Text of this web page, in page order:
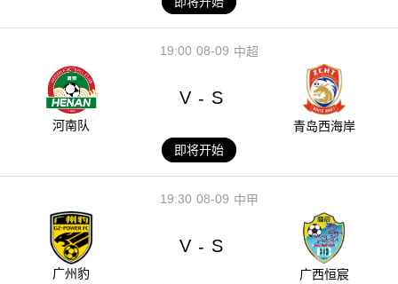
08-09
19:00 中超
河南队
V - S
青岛西海岸
即将开始
08-09
19:30 中甲
广州豹
V - S
广西恒宸